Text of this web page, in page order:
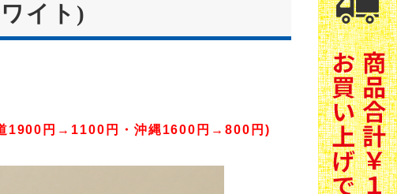
イト)
1900円→1100円・沖縄1600円→800円)